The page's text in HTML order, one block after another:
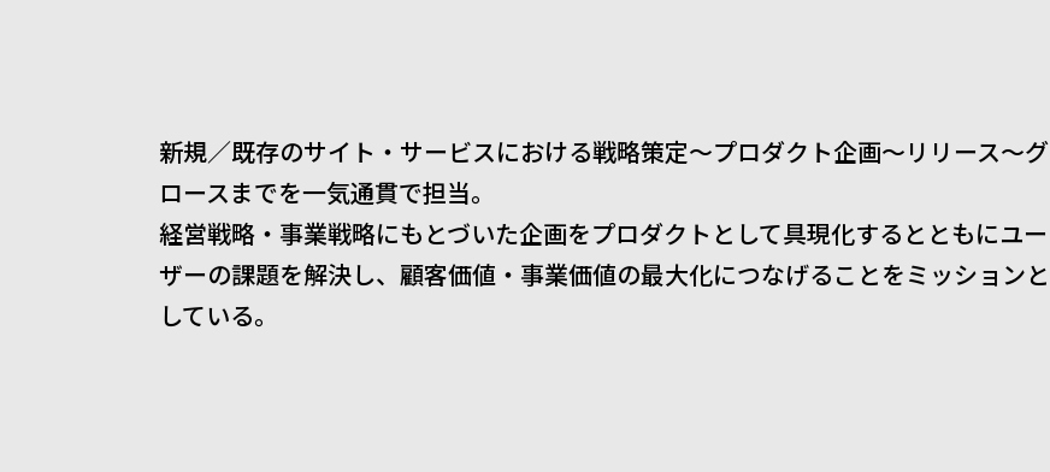
新規／既存のサイト・サービスにおける戦略策定～プロダクト企画～リリース～グ
ロースまでを一気通貫で担当。
経営戦略・事業戦略にもとづいた企画をプロダクトとして具現化するとともにユー
ザーの課題を解決し、顧客価値・事業価値の最大化につなげることをミッションと
している。